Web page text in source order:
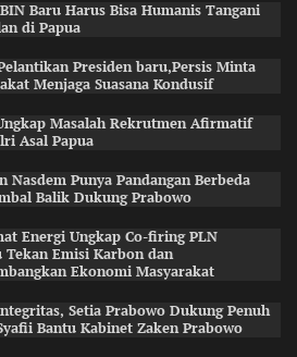
Baru Harus Bisa Humanis Tangani
di Papua
Presiden baru,Persis Minta
Menjaga Suasana Kondusif
Masalah Rekrutmen Afirmatif
Asal Papua
Nasdem Punya Pandangan Berbeda
Balik Dukung Prabowo
Energi Ungkap Co-firing PLN
Tekan Emisi Karbon dan
Ekonomi Masyarakat
Setia Prabowo Dukung Penuh
Bantu Kabinet Zaken Prabowo